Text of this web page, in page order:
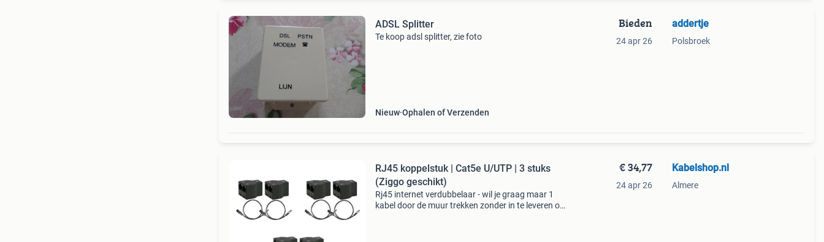
ADSL Splitter
Te koop adsl splitter, zie foto
Nieuw Ophalen of Verzenden
Bieden
24 apr 26
addertje
Polsbroek
RJ45 koppelstuk | Cat5e U/UTP | 3 stuks
(Ziggo geschikt)
Rj45 internet verdubbelaar - wil je graag maar 1
kabel door de muur trekken zonder in te leveren op
€ 34,77
24 apr 26
Kabelshop.nl
Almere